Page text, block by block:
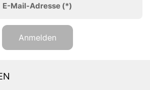
E-Mail-Adresse (*)
Anmelden